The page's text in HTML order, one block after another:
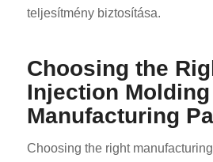
teljesítmény biztosítása.
Choosing the
Injection
Manufacturing
Choosing the right